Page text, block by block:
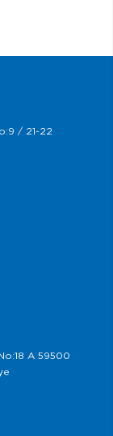
/ 21-22
A 59500